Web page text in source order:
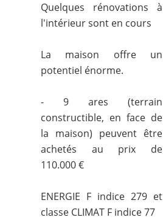
Quelques rénovations à
l'intérieur sont en cours
La maison offre un
potentiel énorme.
- 9 ares (terrain
constructible, en face de
la maison) peuvent être
achetés au prix de
110.000 €
ENERGIE F indice 279 et
classe CLIMAT F indice 77